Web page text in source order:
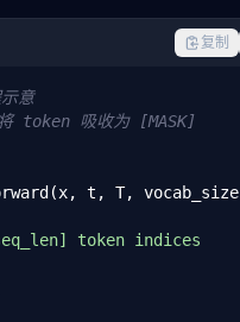
复制
意
token 吸收为 [MASK]
t, T,
token indices